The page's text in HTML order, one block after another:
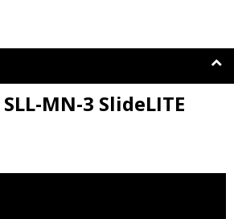
MN-3 SlideLITE